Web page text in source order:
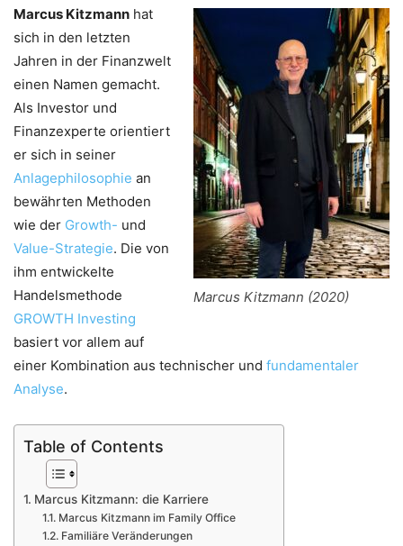
Marcus Kitzmann (2020)
Marcus Kitzmann hat
sich in den letzten
Jahren in der Finanzwelt
einen Namen gemacht.
Als Investor und
Finanzexperte orientiert
er sich in seiner
Anlagephilosophie an
bewährten Methoden
wie der Growth- und
Value-Strategie. Die von
ihm entwickelte
Handelsmethode
GROWTH Investing
basiert vor allem auf
einer Kombination aus technischer und fundamentaler
Analyse.
Table of Contents
Marcus Kitzmann: die Karriere
Marcus Kitzmann im Family Office
Familiäre Veränderungen